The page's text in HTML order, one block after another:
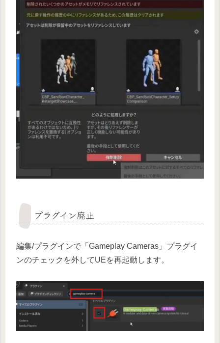
プラグイン廃止
編集/プラグインで「Gameplay Cameras」プラグイ
ンのチェックを外してUEを再起動します。